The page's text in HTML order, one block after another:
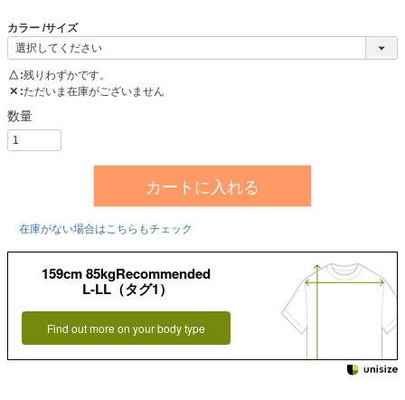
カラー サイズ
△ 残りわずかです。
✕ ただいま在庫がございません
カートに入れる
在庫がない場合はこちらもチェック
159cm 85kgRecommended
L-LL（タグ1）
Find out more on your body type